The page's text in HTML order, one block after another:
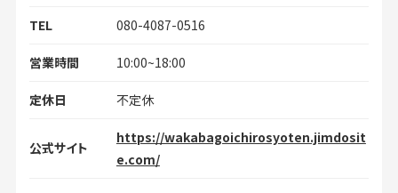
TEL 080-4087-0516
営業時間 10:00~18:00
定休日 不定休
公式サイト
https://wakabagoichirosyoten.jimdosit
e.com/